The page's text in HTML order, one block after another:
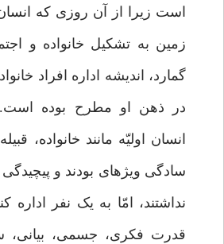
است زیرا از آن روزى که
زمین به تشکیل خانواده و
گمارد، اندیشه اداره افراد
در ذهن او مطرح بوده
انسان اولیّه مانند خانواده،
سادگى ویژه‏اى بودند و پیچیدگى
نداشتند، امّا به یک نفر اداره
قدرت فکرى، جسمى، بیانى،